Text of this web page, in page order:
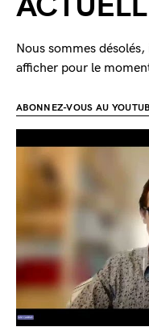
Nous sommes
afficher pour le
ABONNEZ-VOUS AU